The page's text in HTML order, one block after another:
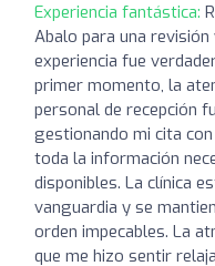
Experiencia fantástica:
Abalo para una
experiencia fue
primer momento, la
personal de recepción
gestionando mi cita
toda la información
disponibles. La clínica
vanguardia y se
orden impecables. La
que me hizo sentir